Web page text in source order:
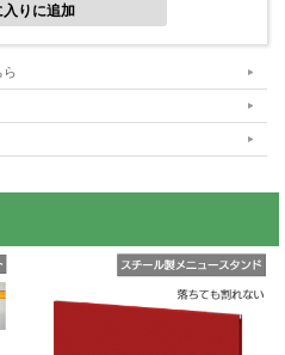
内もゆとりのある空間になります。 ま
清潔面での効率も良くなり、スタッフの負
ジでの設置も可能
ら